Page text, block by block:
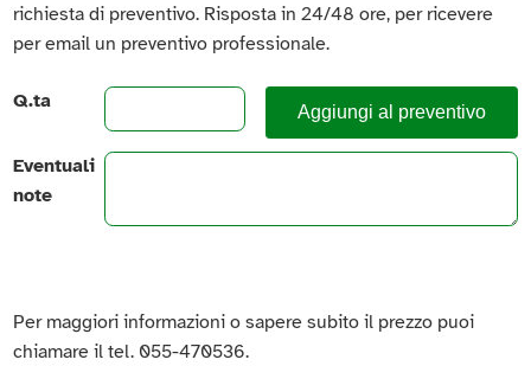
richiesta di preventivo. Risposta in 24/48 ore, per ricevere
per email un preventivo professionale.
Q.ta Aggiungi al preventivo
Eventuali
note
Per maggiori informazioni o sapere subito il prezzo puoi
chiamare il tel. 055-470536.